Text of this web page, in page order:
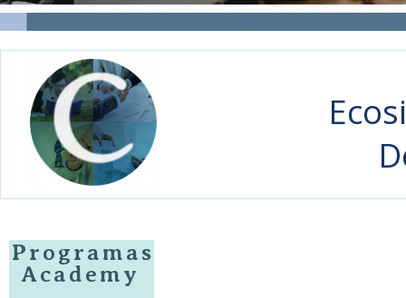
Programas
Academy